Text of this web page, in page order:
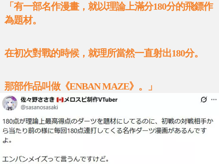
「有一部名作漫畫，就以理論上滿分180分的飛鏢作
為題材。
在初次對戰的時候，就理所當然一直射出180分。
那部作品叫做《ENBAN MAZE》。」